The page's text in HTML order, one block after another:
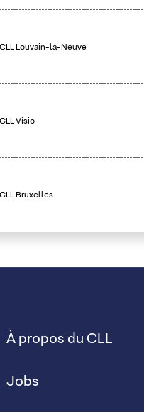
CLL Louvain-la-Neuve
CLL Visio
CLL Bruxelles
À propos du CLL
Jobs